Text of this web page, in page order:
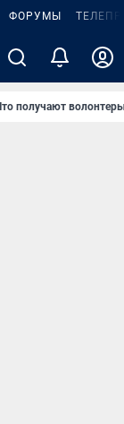
ФОРУМЫ
получают